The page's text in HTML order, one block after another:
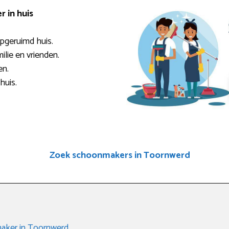
in huis
huis.
en vrienden.
Zoek schoonmakers in Toornwerd